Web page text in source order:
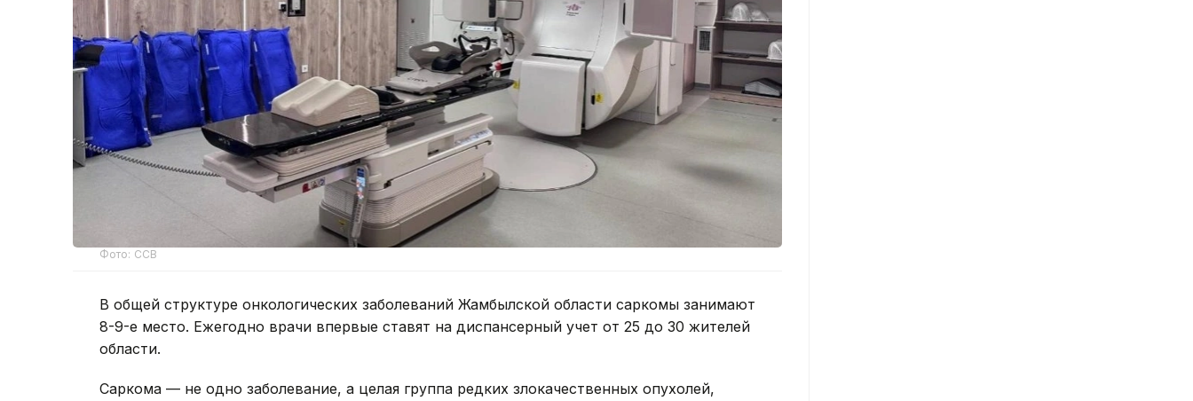
Фото: ССВ
В общей структуре онкологических заболеваний Жамбылской области саркомы занимают
8-9-е место. Ежегодно врачи впервые ставят на диспансерный учет от 25 до 30 жителей
области.
Саркома — не одно заболевание, а целая группа редких злокачественных опухолей,